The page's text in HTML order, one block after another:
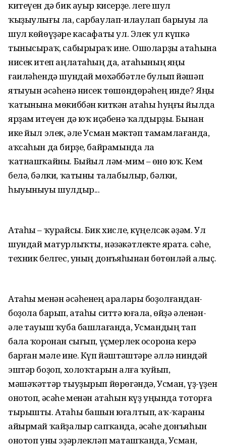
китеүен дә бик ауыр кисерҙе. Әлеге шул
ҡыҙыулығы ла, сарбаулап-илаулап барыуы ла
шул көйөүҙәре касафаты ул. Элек ул күпкә
тынысыраҡ, сабырыраҡ ине. Ошоларҙы атаһына
нисек итеп аңлатаһың да, атаһының яңы
ғаиләһендә шундай мөхәббәтле булып йәшәп
ятыуын әсәһенә нисек төшөндөрәһең инде? Яңы
ҡатынына мөкиббән киткән атаһы һуңғы йылда
ярҙам итеүен дә юҡ иҫәбенә ҡалдырҙы. Бынан
ике йыл элек, әле Усман мәктәп тамамлағанда,
аҡсаһын да бирҙе, байрамында ла
ҡатнашҡайны. Быйыл ләм-мим – өнө юҡ. Кем
белә, бәлки, ҡатыны талабылыр, бәлки,
һыуыныуы шулдыр...
Атаһы – ҡурайсы. Бик хисле, күңелсәк әҙәм. Ул
шундай матурлыҡты, нәзәкәтлекте ярата. Әсәһе,
техник белгес, уның донъяһынан бөтөнләй алыҫ.
Атаһы менән әсәһенең аралары боҙолғандан-
боҙола барып, атаһы ситтә юғала, өйҙә әленән-
әле тауыш ҡуба башлағанда, Усмандың тап
бала ҡоронан сығып, үҫмерлек осорона керә
барған мәле ине. Күп йәштәштәре әллә ниндәй
эштәр боҙоп, холоҡтарын алға ҡуйып,
мәшәҡәттәр тыуҙырып йөрөгәндә, Усман, үҙ-үҙен
онотоп, әсәһе менән атаһын күҙ уңында тоторға
тырышты. Атаһы башын юғалтып, аҡ-ҡараны
айырмай ҡайҙалыр сапҡанда, әсәһе донъяһын
онотоп уны эҙәрлекләп маташҡанда, Усман,